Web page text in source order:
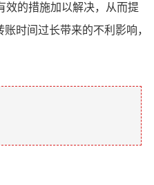
效的措施加以解决，从而提
时间过长带来的不利影响，